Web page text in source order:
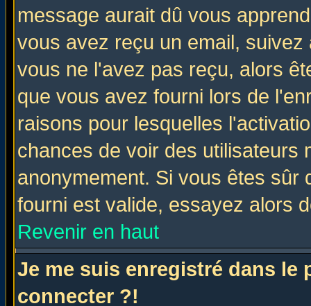
message aurait dû vous
vous avez reçu un email,
vous ne l'avez pas reçu, alors
que vous avez fourni lors de
raisons pour lesquelles
chances de voir des utilisateurs
anonymement. Si vous êtes sûr
fourni est valide, essayez alors
Revenir en haut
Je me suis enregistré dans le
connecter ?!